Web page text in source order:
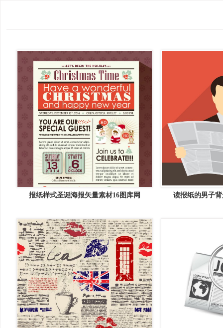
报纸样式圣诞海报矢量素材16图库网 读报纸的男子